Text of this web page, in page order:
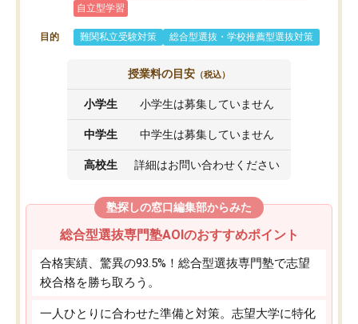
自立型学習
目的 難関私立受験対策 総合型選抜・学校推薦型選抜対策
授業料の目安 （税込）
小学生 小学生は募集していません
中学生 中学生は募集していません
高校生 詳細はお問い合わせください
塾探しの窓口編集部からみた
総合型選抜専門塾AOIのおすすめポイント
合格実績、驚異の93.5%！総合型選抜専門塾で志望
校合格を勝ち取ろう。
一人ひとりに合わせた準備と対策。志望大学に特化